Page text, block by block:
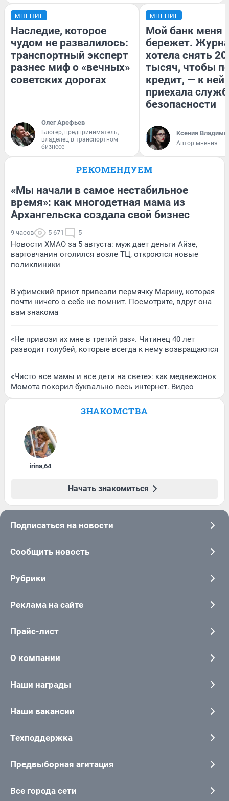
МНЕНИЕ
Наследие, которое
чудом не развалилось:
транспортный эксперт
разнес миф о «вечных»
советских дорогах
Олег Арефьев
Блогер, предприниматель,
владелец в транспортном
бизнесе
МНЕНИЕ
Мой банк меня
бережет.
хотела снять
тысяч, чтобы
кредит, — к
приехала
безопасности
Ксения
Автор мнения
РЕКОМЕНДУЕМ
«Мы начали в самое нестабильное
время»: как многодетная мама из
Архангельска создала свой бизнес
9 часов 5 671 5
Новости ХМАО за 5 августа: муж дает деньги Айзе,
вартовчанин оголился возле ТЦ, откроются новые
поликлиники
В уфимский приют привезли пермячку Марину, которая
почти ничего о себе не помнит. Посмотрите, вдруг она
вам знакома
«Не привози их мне в третий раз». Читинец 40 лет
разводит голубей, которые всегда к нему возвращаются
«Чисто все мамы и все дети на свете»: как медвежонок
Момота покорил буквально весь интернет. Видео
ЗНАКОМСТВА
irina,64
Начать знакомиться
Подписаться на новости
Сообщить новость
Рубрики
Реклама на сайте
Прайс-лист
О компании
Наши награды
Наши вакансии
Техподдержка
Предвыборная агитация
Все города сети